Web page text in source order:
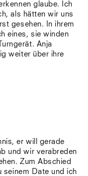
glaube. Ich
als hätten wir uns
gesehen. In ihrem
eines, sie winden
Anja
weiter über ihre
er will gerade
und wir verabreden
Zum Abschied
seinem Date und ich